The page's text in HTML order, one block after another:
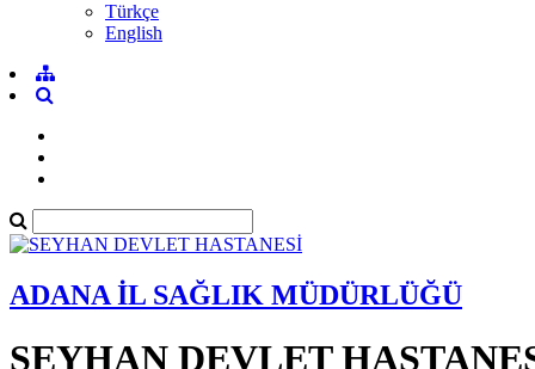
Türkçe
English
ADANA İL SAĞLIK MÜDÜRLÜĞÜ
SEYHAN DEVLET